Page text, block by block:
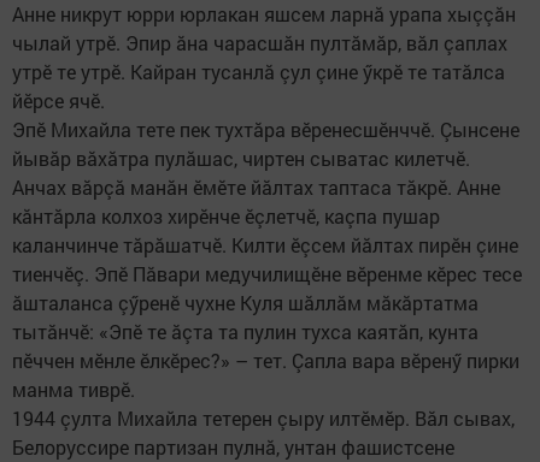
Анне никрут юрри юрлакан яшсем ларнă урапа хыççăн
чылай утрӗ. Эпир ăна чарасшăн пултăмăр, вăл çаплах
утрӗ те утрӗ. Кайран тусанлă çул çине ӳкрӗ те татăлса
йӗрсе ячӗ.
Эпӗ Михайла тете пек тухтăра вӗренесшӗнччӗ. Çынсене
йывăр вăхăтра пулăшас, чиртен сыватас килетчӗ.
Анчах вăрçă манăн ӗмӗте йăлтах таптаса тăкрӗ. Анне
кăнтăрла колхоз хирӗнче ӗçлетчӗ, каçпа пушар
каланчинче тăрăшатчӗ. Килти ӗçсем йăлтах пирӗн çине
тиенчӗç. Эпӗ Пăвари медучилищӗне вӗренме кӗрес тесе
ăшталанса çӳренӗ чухне Куля шăллăм мăкăртатма
тытăнчӗ: «Эпӗ те ăçта та пулин тухса каятăп, кунта
пӗччен мӗнле ӗлкӗрес?» – тет. Çапла вара вӗренӳ пирки
манма тиврӗ.
1944 çулта Михайла тетерен çыру илтӗмӗр. Вăл сывах,
Белоруссире партизан пулнă, унтан фашистсене